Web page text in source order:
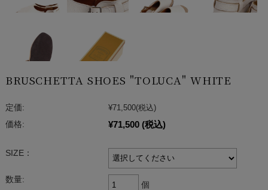
BRUSCHETTA SHOES "TOLUCA" WHITE
定価: ¥71,500(税込)
価格:
¥71,500 (税込)
SIZE：
数量:
個